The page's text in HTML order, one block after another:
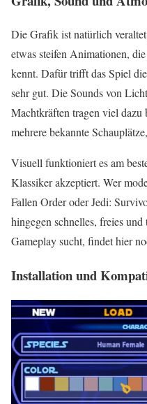
Die Grafik ist natürlich
etwas steifen Animationen,
kennt. Dafür trifft das Spiel
sehr gut. Die Sounds von
Machtkräften tragen viel
mehrere bekannte
Visuell funktioniert es am
Klassiker akzeptiert. Wer
Fallen Order oder Jedi:
hingegen schnelles, freies
Gameplay sucht, findet hier
Installation und